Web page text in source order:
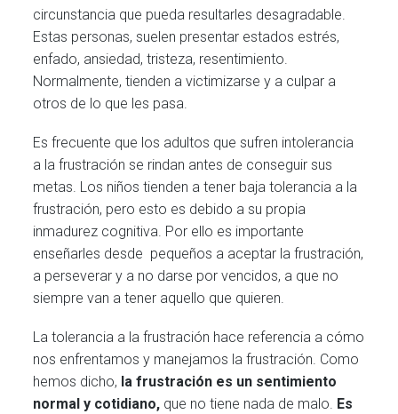
circunstancia que pueda resultarles desagradable.
Estas personas, suelen presentar estados estrés,
enfado, ansiedad, tristeza, resentimiento.
Normalmente, tienden a victimizarse y a culpar a
otros de lo que les pasa.
Es frecuente que los adultos que sufren intolerancia
a la frustración se rindan antes de conseguir sus
metas. Los niños tienden a tener baja tolerancia a la
frustración, pero esto es debido a su propia
inmadurez cognitiva. Por ello es importante
enseñarles desde pequeños a aceptar la frustración,
a perseverar y a no darse por vencidos, a que no
siempre van a tener aquello que quieren.
La tolerancia a la frustración hace referencia a cómo
nos enfrentamos y manejamos la frustración. Como
hemos dicho, la frustración es un sentimiento
normal y cotidiano, que no tiene nada de malo. Es